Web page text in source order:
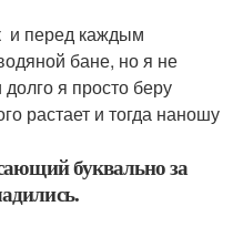
и перед каждым
бане, но я не
долго я просто беру
растает и тогда наношу
буквально за